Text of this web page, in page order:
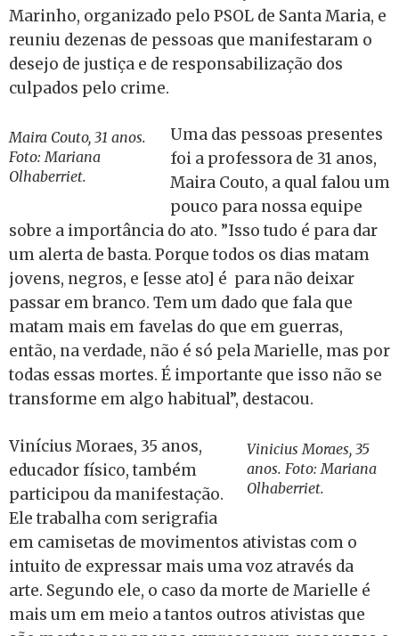
Marinho, organizado pelo PSOL de Santa Maria, e
reuniu dezenas de pessoas que manifestaram o
desejo de justiça e de responsabilização dos
culpados pelo crime.
Maira Couto, 31 anos.
Foto: Mariana
Olhaberriet.
Uma das pessoas presentes
foi a professora de 31 anos,
Maira Couto, a qual falou um
pouco para nossa equipe
sobre a importância do ato. ”Isso tudo é para dar
um alerta de basta. Porque todos os dias matam
jovens, negros, e [esse ato] é para não deixar
passar em branco. Tem um dado que fala que
matam mais em favelas do que em guerras,
então, na verdade, não é só pela Marielle, mas por
todas essas mortes. É importante que isso não se
transforme em algo habitual”, destacou.
Vinicius Moraes, 35
anos. Foto: Mariana
Olhaberriet.
Vinícius Moraes, 35 anos,
educador físico, também
participou da manifestação.
Ele trabalha com serigrafia
em camisetas de movimentos ativistas com o
intuito de expressar mais uma voz através da
arte. Segundo ele, o caso da morte de Marielle é
mais um em meio a tantos outros ativistas que